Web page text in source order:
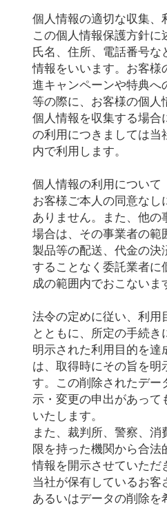
個人情報の適切な収集、
この個人情報保護方針
氏名、住所、電話番号な
情報をいいます。お客様
進キャンペーンや特典へ
等の際に、お客様の個人
個人情報を収集する場合
の利用につきましては当
内で利用します。
個人情報の利用について
お客様ご本人の同意なし
ありません。また、他の
場合は、その事業者の範
製品等の配送、代金の決
することなく委託業者に
成の範囲内でおこないま
法令の定めに従い、利用
とともに、所定の手続
明示された利用目的を達
は、取得時にその旨を明
す。この削除されたデー
示・変更の申出があって
いたします。
また、裁判所、警察、
限を持った機関から合
情報を開示させていただ
当社が保有しているお客
あるいはデータの削除を